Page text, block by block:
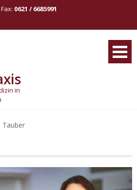
0621 / 6685991
in
Tauber